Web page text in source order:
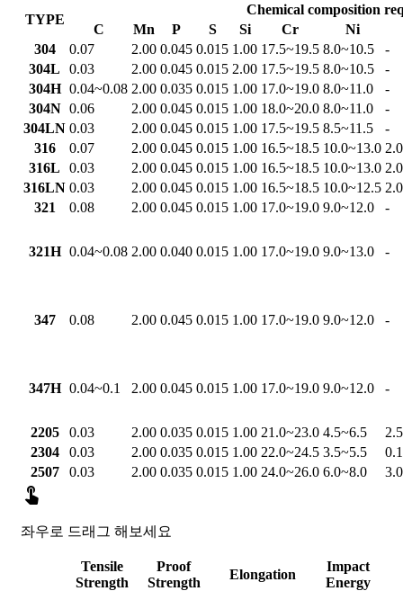
TYPE
Chemical composition
C
Mn P S Si Cr
Ni
304
0.07 2.00 0.045 0.015 1.00 17.5~19.5 8.0~10.5
-
304L
0.03 2.00 0.045 0.015 2.00 17.5~19.5 8.0~10.5
-
304H 0.04~0.08 2.00 0.035 0.015 1.00 17.0~19.0 8.0~11.0
-
304N 0.06 2.00 0.045 0.015 1.00 18.0~20.0 8.0~11.0
-
304LN 0.03 2.00 0.045 0.015 1.00 17.5~19.5 8.5~11.5
-
316
0.07 2.00 0.045 0.015 1.00 16.5~18.5 10.0~13.0
316L
0.03 2.00 0.045 0.015 1.00 16.5~18.5 10.0~13.0
316LN 0.03 2.00 0.045 0.015 1.00 16.5~18.5 10.0~12.5
321
0.08 2.00 0.045 0.015 1.00 17.0~19.0 9.0~12.0 -
321H 0.04~0.08 2.00 0.040 0.015 1.00 17.0~19.0 9.0~13.0 -
347 0.08 2.00 0.045 0.015 1.00 17.0~19.0 9.0~12.0 -
347H 0.04~0.1 2.00 0.045 0.015 1.00 17.0~19.0 9.0~12.0 -
2205 0.03 2.00 0.035 0.015 1.00 21.0~23.0 4.5~6.5
2304
0.03 2.00 0.035 0.015 1.00 22.0~24.5 3.5~5.5
2507
0.03 2.00 0.035 0.015 1.00 24.0~26.0 6.0~8.0

좌우로 드래그 해보세요
Tensile
Strength
Proof
Strength
Elongation
Impact
Energy